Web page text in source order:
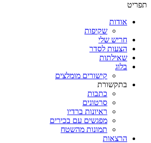
תפריט
אודות
שקיפות
חריש שלי
הצעות לסדר
שאילתות
בלוג
קישורים מומלצים
בתקשורת
כתבות
סרטונים
ראיונות ברדיו
מפגשים עם בכירים
תמונות מהשטח
הרצאות